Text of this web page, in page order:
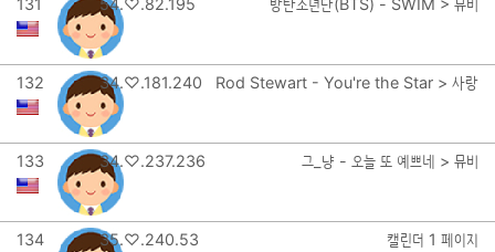
131 54.♡.82.195 방탄소년단(BTS) - SWIM > 뮤비
132 34.♡.181.240 Rod Stewart - You're the Star > 사랑
133 34.♡.237.236 그_냥 - 오늘 또 예쁘네 > 뮤비
134 35.♡.240.53 캘린더 1 페이지